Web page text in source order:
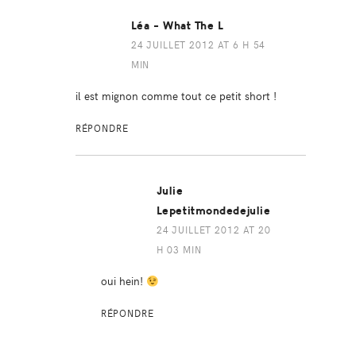
Léa - What The L
24 JUILLET 2012 AT 6 H 54
MIN
il est mignon comme tout ce petit short !
RÉPONDRE
Julie
Lepetitmondedejulie
24 JUILLET 2012 AT 20
H 03 MIN
oui hein!
RÉPONDRE